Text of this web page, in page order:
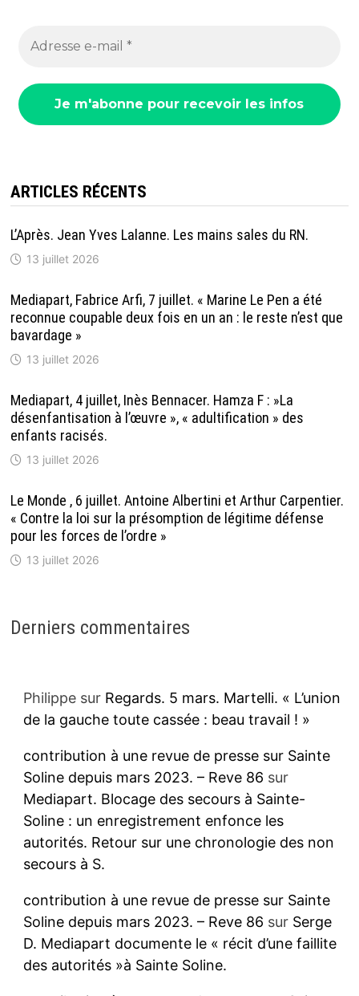
ARTICLES RÉCENTS
L’Après. Jean Yves Lalanne. Les mains sales du RN.
13 juillet 2026
Mediapart, Fabrice Arfi, 7 juillet. « Marine Le Pen a été
reconnue coupable deux fois en un an : le reste n’est que
bavardage »
13 juillet 2026
Mediapart, 4 juillet, Inès Bennacer. Hamza F : »La
désenfantisation à l’œuvre », « adultification » des
enfants racisés.
13 juillet 2026
Le Monde , 6 juillet. Antoine Albertini et Arthur Carpentier.
« Contre la loi sur la présomption de légitime défense
pour les forces de l’ordre »
13 juillet 2026
Derniers commentaires
Philippesur Regards. 5 mars. Martelli. « L’union
de la gauche toute cassée : beau travail ! »
contribution à une revue de presse sur Sainte
Soline depuis mars 2023. – Reve 86 sur
Mediapart. Blocage des secours à Sainte-
Soline : un enregistrement enfonce les
autorités. Retour sur une chronologie des non
secours à S.
contribution à une revue de presse sur Sainte
Soline depuis mars 2023. – Reve 86 sur Serge
D. Mediapart documente le « récit d’une faillite
des autorités »à Sainte Soline.